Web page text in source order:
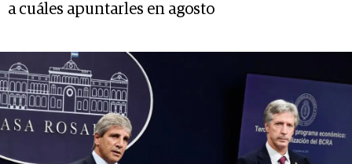
a cuáles apuntarles en agosto